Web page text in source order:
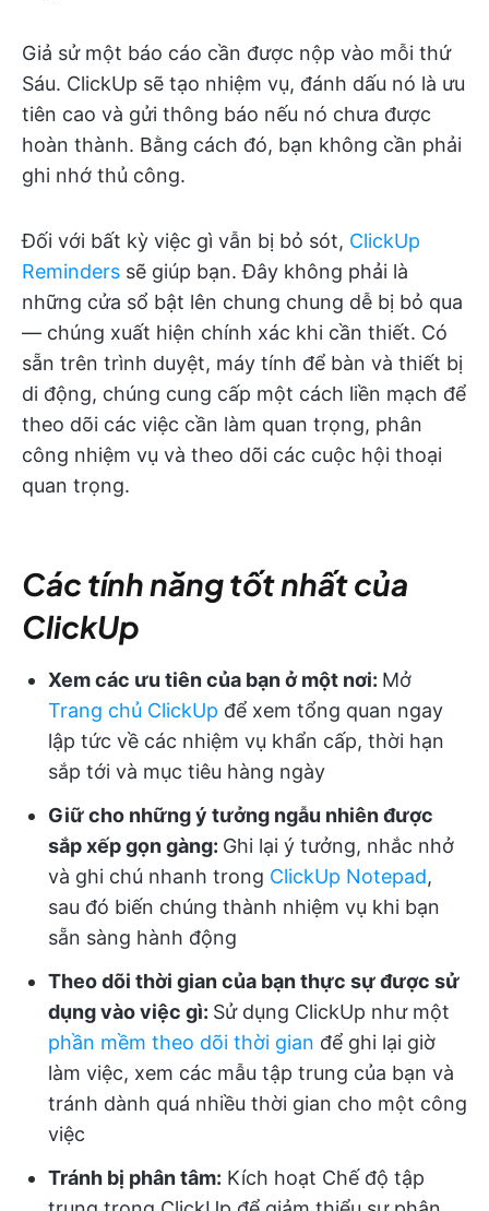
Giả sử một báo cáo cần được nộp vào mỗi thứ
Sáu. ClickUp sẽ tạo nhiệm vụ, đánh dấu nó là ưu
tiên cao và gửi thông báo nếu nó chưa được
hoàn thành. Bằng cách đó, bạn không cần phải
ghi nhớ thủ công.
Đối với bất kỳ việc gì vẫn bị bỏ sót, ClickUp
Reminders sẽ giúp bạn. Đây không phải là
những cửa sổ bật lên chung chung dễ bị bỏ qua
— chúng xuất hiện chính xác khi cần thiết. Có
sẵn trên trình duyệt, máy tính để bàn và thiết bị
di động, chúng cung cấp một cách liền mạch để
theo dõi các việc cần làm quan trọng, phân
công nhiệm vụ và theo dõi các cuộc hội thoại
quan trọng.
Các tính năng tốt nhất của
ClickUp
Xem các ưu tiên của bạn ở một nơi: Mở
Trang chủ ClickUp để xem tổng quan ngay
lập tức về các nhiệm vụ khẩn cấp, thời hạn
sắp tới và mục tiêu hàng ngày
Giữ cho những ý tưởng ngẫu nhiên được
sắp xếp gọn gàng: Ghi lại ý tưởng, nhắc nhở
và ghi chú nhanh trong ClickUp Notepad,
sau đó biến chúng thành nhiệm vụ khi bạn
sẵn sàng hành động
Theo dõi thời gian của bạn thực sự được sử
dụng vào việc gì: Sử dụng ClickUp như một
phần mềm theo dõi thời gian để ghi lại giờ
làm việc, xem các mẫu tập trung của bạn và
tránh dành quá nhiều thời gian cho một công
việc
Tránh bị phân tâm: Kích hoạt Chế độ tập